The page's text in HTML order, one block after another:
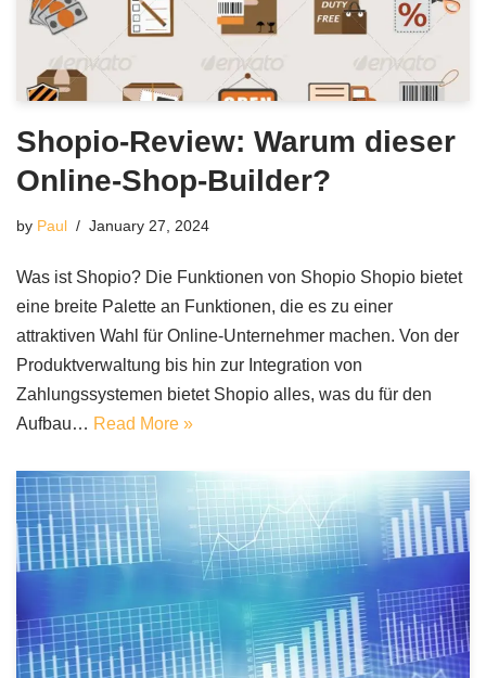
Shopio-Review: Warum dieser
Online-Shop-Builder?
by Paul January 27, 2024
Was ist Shopio? Die Funktionen von Shopio Shopio bietet
eine breite Palette an Funktionen, die es zu einer
attraktiven Wahl für Online-Unternehmer machen. Von der
Produktverwaltung bis hin zur Integration von
Zahlungssystemen bietet Shopio alles, was du für den
Aufbau… Read More »